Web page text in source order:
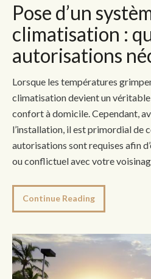
Pose d’un
climatisation :
autorisations
Lorsque les températures
climatisation devient un
confort à domicile. Cependant,
l’installation, il est primordial de
autorisations sont requises afin
ou conflictuel avec votre
Continue Reading